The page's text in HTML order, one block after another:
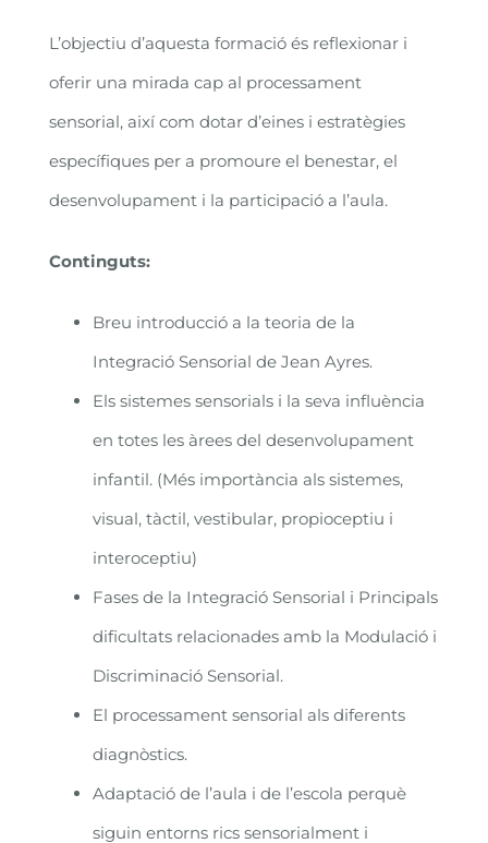
L’objectiu d’aquesta formació és reflexionar i
oferir una mirada cap al processament
sensorial, així com dotar d’eines i estratègies
específiques per a promoure el benestar, el
desenvolupament i la participació a l’aula.
Continguts:
Breu introducció a la teoria de la
Integració Sensorial de Jean Ayres.
Els sistemes sensorials i la seva influència
en totes les àrees del desenvolupament
infantil. (Més importància als sistemes,
visual, tàctil, vestibular, propioceptiu i
interoceptiu)
Fases de la Integració Sensorial i Principals
dificultats relacionades amb la Modulació i
Discriminació Sensorial.
El processament sensorial als diferents
diagnòstics.
Adaptació de l’aula i de l’escola perquè
siguin entorns rics sensorialment i